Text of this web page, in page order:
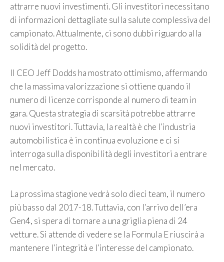
attrarre nuovi investimenti. Gli investitori necessitano
di informazioni dettagliate sulla salute complessiva del
campionato. Attualmente, ci sono dubbi riguardo alla
solidità del progetto.
Il CEO Jeff Dodds ha mostrato ottimismo, affermando
che la massima valorizzazione si ottiene quando il
numero di licenze corrisponde al numero di team in
gara. Questa strategia di scarsità potrebbe attrarre
nuovi investitori. Tuttavia, la realtà è che l’industria
automobilistica è in continua evoluzione e ci si
interroga sulla disponibilità degli investitori a entrare
nel mercato.
La prossima stagione vedrà solo dieci team, il numero
più basso dal 2017-18. Tuttavia, con l’arrivo dell’era
Gen4, si spera di tornare a una griglia piena di 24
vetture. Si attende di vedere se la Formula E riuscirà a
mantenere l’integrità e l’interesse del campionato.